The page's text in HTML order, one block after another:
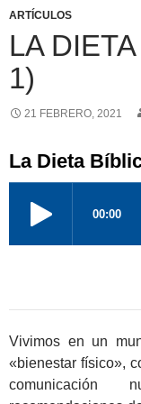
ARTÍCULOS
LA
1)
21 FEBRERO, 2021
La Dieta
Vivimos en un
«bienestar físico»,
comunicación